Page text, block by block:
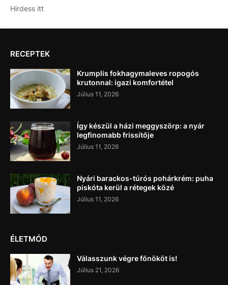
Hirdess itt
RECEPTEK
Krumplis fokhagymaleves ropogós
krutonnal: igazi komfortétel
Július 11, 2026
Így készül a házi meggyszörp: a nyár
legfinomabb frissítője
Július 11, 2026
Nyári barackos-túrós pohárkrém: puha
piskóta kerül a rétegek közé
Július 11, 2026
ÉLETMÓD
Válasszunk végre főnököt is!
Július 21, 2026